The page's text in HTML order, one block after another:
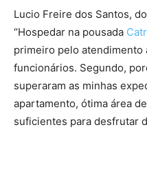
Lucio Freire dos Santos, do
“Hospedar na pousada
primeiro pelo atendimento
funcionários. Segundo,
superaram as minhas
apartamento, ótima área
suficientes para desfrutar